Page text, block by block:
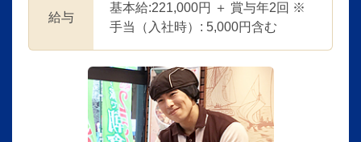
給与
基本給:221,000円 ＋ 賞与年2回 ※
手当（入社時）: 5,000円含む